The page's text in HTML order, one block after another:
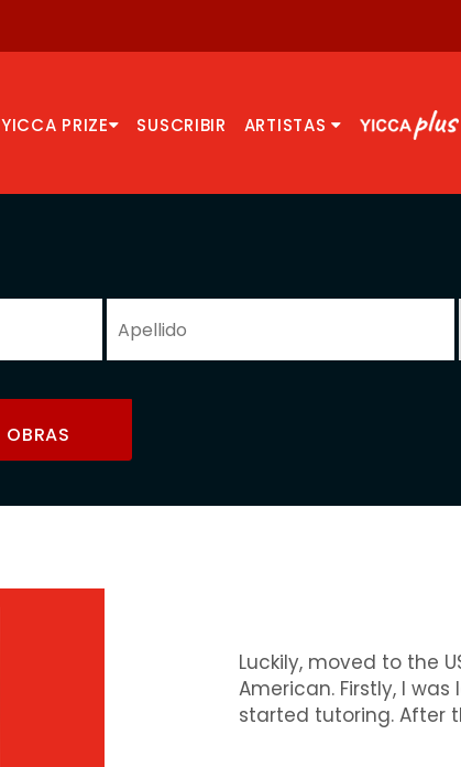
YICCA PRIZE SUSCRIBIR ARTISTAS
OBRAS
Luckily, moved to the
American. Firstly, I
started tutoring. After